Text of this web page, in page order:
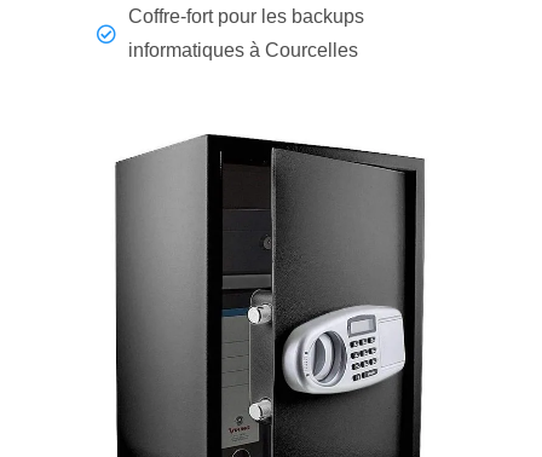
Coffre-fort pour les backups
informatiques à Courcelles